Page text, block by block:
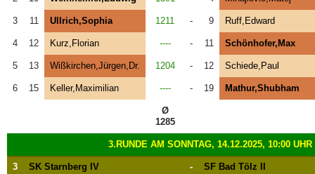
3 11 Ullrich,Sophia 1211 - 9 Ruff,Edward
4 12 Kurz,Florian ---- - 11 Schönhofer,Max
5 13 Wißkirchen,Jürgen,Dr. 1204 - 12 Schiede,Paul
6 15 Keller,Maximilian ---- - 19 Mathur,Shubham
Ø
1285
3.RUNDE AM SONNTAG, 14.12.2025, 10:00 UHR
3 SK Starnberg IV - SF Bad Tölz II